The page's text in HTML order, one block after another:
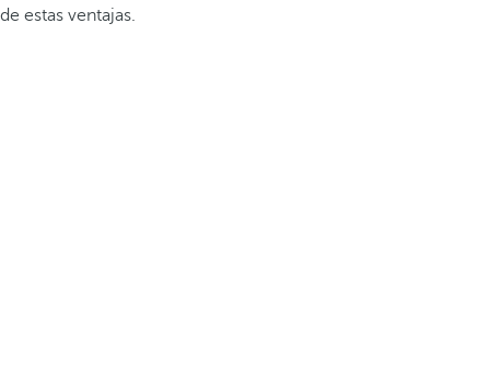
de estas ventajas.